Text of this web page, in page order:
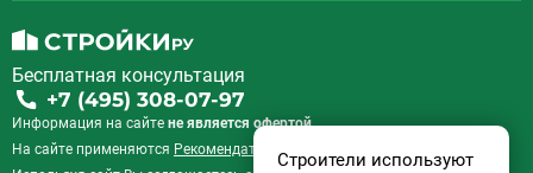
Бесплатная консультация
+7 (495) 308-07-97
Информация на сайте не является офертой.
На сайте применяются Рекомендательные технологии
Строители используют